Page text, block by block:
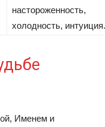
настороженность,
холодность, интуиция.
Именем и